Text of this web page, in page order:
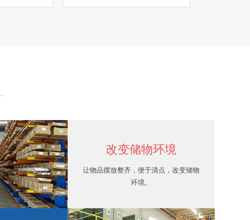
改变储物环境
让物品摆放整齐，便于清点，改变储物
环境。